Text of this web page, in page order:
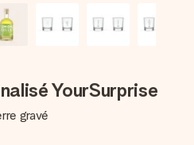
YourSurprise
gravé